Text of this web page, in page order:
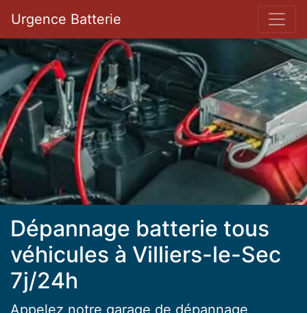
Urgence Batterie Bar
Dépannage batterie tous
véhicules à Villiers-le-Sec
7j/24h
Appelez notre garage de dépannage